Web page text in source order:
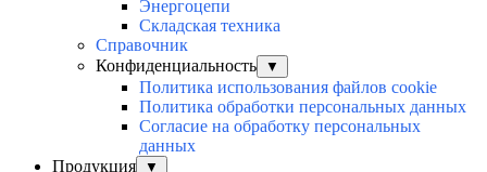
Энергоцепи
Складская техника
Справочник
Конфиденциальность
▼
Политика использования файлов cookie
Политика обработки персональных данных
Согласие на обработку персональных
данных
Продукция
▼